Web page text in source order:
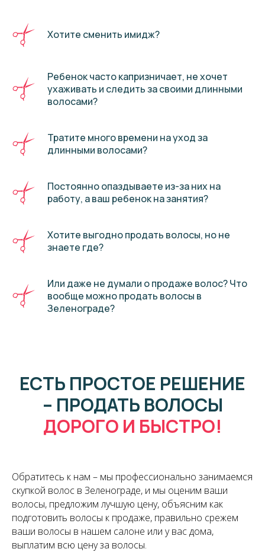
Хотите сменить имидж?
Ребенок часто капризничает, не хочет
ухаживать и следить за своими длинными
волосами?
Тратите много времени на уход за
длинными волосами?
Постоянно опаздываете из-за них на
работу, а ваш ребенок на занятия?
Хотите выгодно продать волосы, но не
знаете где?
Или даже не думали о продаже волос? Что
вообще можно продать волосы в
Зеленограде?
ЕСТЬ ПРОСТОЕ РЕШЕНИЕ
– ПРОДАТЬ ВОЛОСЫ
ДОРОГО И БЫСТРО!
Обратитесь к нам – мы профессионально занимаемся
скупкой волос в Зеленограде, и мы оценим ваши
волосы, предложим лучшую цену, объясним как
подготовить волосы к продаже, правильно срежем
ваши волосы в нашем салоне или у вас дома,
выплатим всю цену за волосы.